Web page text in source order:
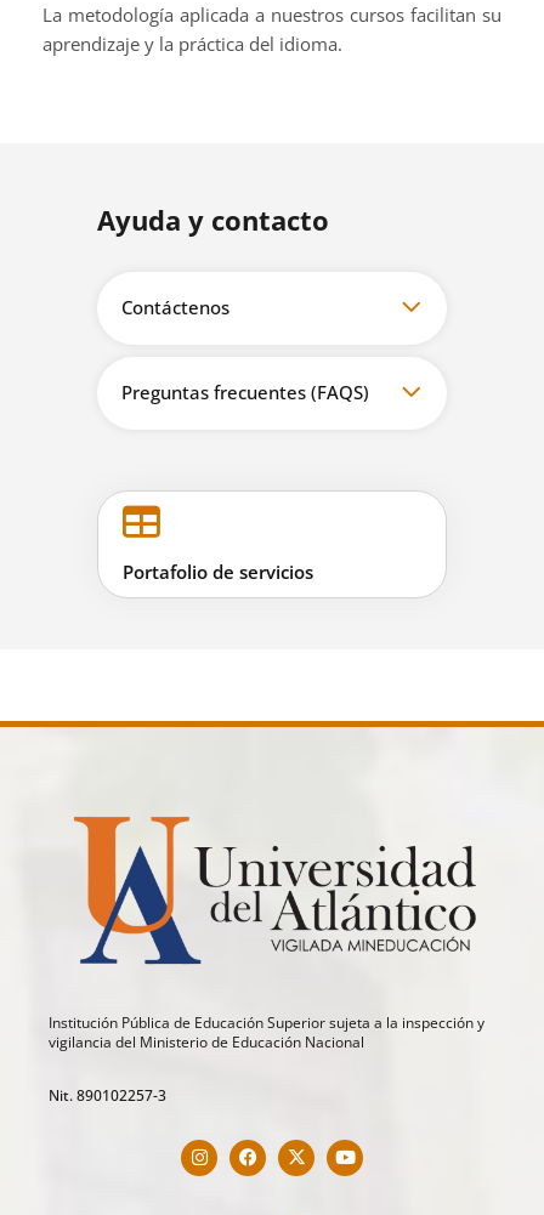
La metodología aplicada a nuestros cursos facilitan su
aprendizaje y la práctica del idioma.
Ayuda y contacto
Contáctenos
Preguntas frecuentes (FAQS)
Portafolio de servicios
Institución Pública de Educación Superior sujeta a la inspección y
vigilancia del Ministerio de Educación Nacional
Nit. 890102257-3